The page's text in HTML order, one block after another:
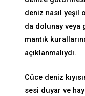
deniz nasıl yeşil
da dolunay
mantık
açıklanmalıydı.
Cüce deniz
sesi duyar ve